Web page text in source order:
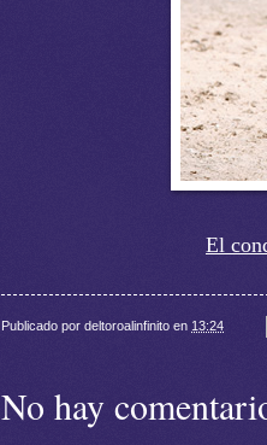
El
Publicado por deltoroalinfinito en 13:24
No hay